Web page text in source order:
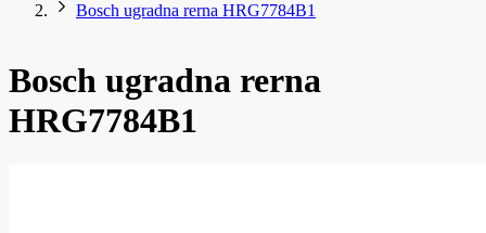
Bosch ugradna rerna HRG7784B1
Bosch ugradna rerna
HRG7784B1